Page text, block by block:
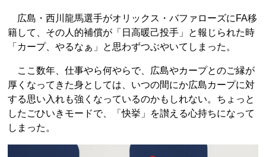
広島・西川龍馬選手がオリックス・バファローズにFA移
籍して、その人的補償が「日高暖己投手」と報じられた時
「カープ、やるなぁ」と思わずつぶやいてしまった。
ここ数年、仕事やら何やらで、広島やカープとのご縁が
厚くなってきた身としては、いつの間にか広島カープに対
する思い入れも強くなっているのかもしれない。ちょっと
したごひいきモードで、「快挙」を讃える心持ちになって
しまった。